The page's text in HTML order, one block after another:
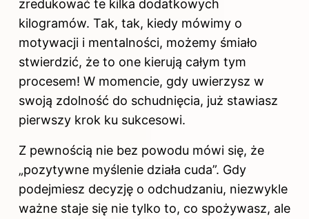
zredukować te kilka dodatkowych
kilogramów. Tak, tak, kiedy mówimy o
motywacji i mentalności, możemy śmiało
stwierdzić, że to one kierują całym tym
procesem! W momencie, gdy uwierzysz w
swoją zdolność do schudnięcia, już stawiasz
pierwszy krok ku sukcesowi.
Z pewnością nie bez powodu mówi się, że
„pozytywne myślenie działa cuda”. Gdy
podejmiesz decyzję o odchudzaniu, niezwykle
ważne staje się nie tylko to, co spożywasz, ale